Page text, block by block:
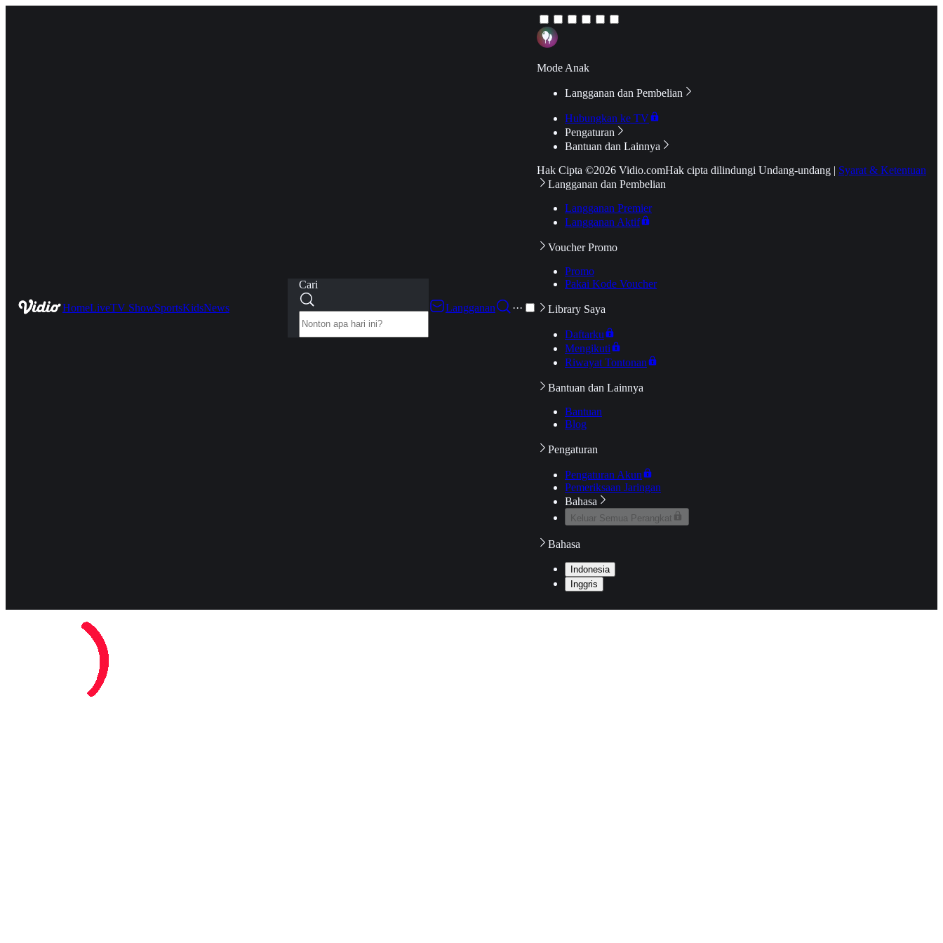
HomeLiveTV ShowSportsKidsNews
Cari
Langganan
···
Mode Anak
Langganan dan Pembelian
Hubungkan ke TV
Pengaturan
Bantuan dan Lainnya
Hak Cipta ©2026 Vidio.comHak cipta dilindungi Undang-undang | Syarat & Ketentuan
Langganan dan Pembelian
Langganan Premier
Langganan Aktif
Voucher Promo
Promo
Pakai Kode Voucher
Library Saya
Daftarku
Mengikuti
Riwayat Tontonan
Bantuan dan Lainnya
Bantuan
Blog
Pengaturan
Pengaturan Akun
Pemeriksaan Jaringan
Bahasa
Keluar Semua Perangkat
Bahasa
Indonesia
Inggris